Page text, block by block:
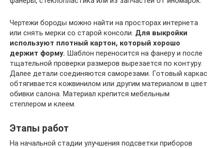
Чертежи бороды можно найти на просторах интернета
или снять мерки со старой консоли. Для выкройки
используют плотный картон, который хорошо
держит форму. Шаблон переносится на фанеру и после
тщательной проверки размеров вырезается по контуру.
Далее детали соединяются саморезами. Готовый каркас
обтягивается кожвинилом или другим материалом в цвет
обивки салона. Материал крепится мебельным
степлером и клеем.
Этапы работ
На начальной стадии улучшения подсветки приборов